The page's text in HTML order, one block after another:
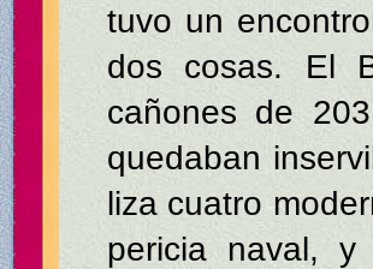
tuvo un
dos cosas. El
cañones de
quedaban
liza cuatro
pericia naval,